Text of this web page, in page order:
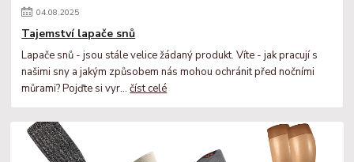
04.08.2025
Tajemství lapače snů
Lapače snů - jsou stále velice žádaný produkt. Víte - jak pracují s
našimi sny a jakým způsobem nás mohou ochránit před nočními
můrami? Pojďte si vyr...číst celé